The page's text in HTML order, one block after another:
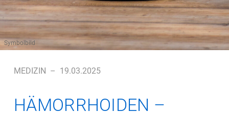
Symbolbild
MEDIZIN – 19.03.2025
HÄMORRHOIDEN –